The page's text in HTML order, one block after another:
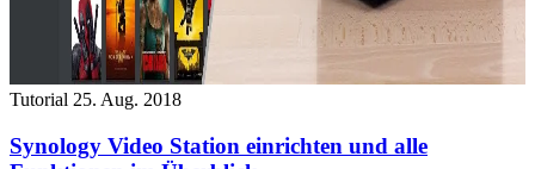
Tutorial 25. Aug. 2018
Synology Video Station einrichten und alle